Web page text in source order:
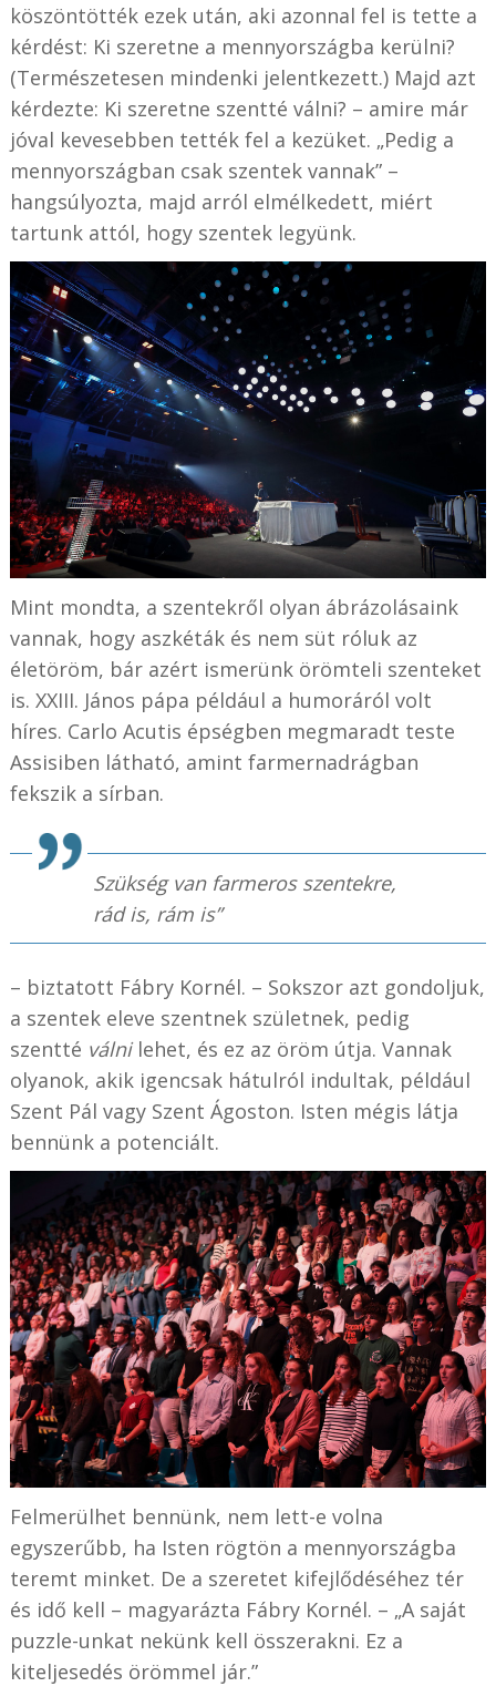
köszöntötték ezek után, aki azonnal fel is tette a
kérdést: Ki szeretne a mennyországba kerülni?
(Természetesen mindenki jelentkezett.) Majd azt
kérdezte: Ki szeretne szentté válni? – amire már
jóval kevesebben tették fel a kezüket. „Pedig a
mennyországban csak szentek vannak” –
hangsúlyozta, majd arról elmélkedett, miért
tartunk attól, hogy szentek legyünk.
Mint mondta, a szentekről olyan ábrázolásaink
vannak, hogy aszkéták és nem süt róluk az
életöröm, bár azért ismerünk örömteli szenteket
is. XXIII. János pápa például a humoráról volt
híres. Carlo Acutis épségben megmaradt teste
Assisiben látható, amint farmernadrágban
fekszik a sírban.
Szükség van farmeros szentekre,
rád is, rám is”
– biztatott Fábry Kornél. – Sokszor azt gondoljuk,
a szentek eleve szentnek születnek, pedig
szentté válnilehet, és ez az öröm útja. Vannak
olyanok, akik igencsak hátulról indultak, például
Szent Pál vagy Szent Ágoston. Isten mégis látja
bennünk a potenciált.
Felmerülhet bennünk, nem lett-e volna
egyszerűbb, ha Isten rögtön a mennyországba
teremt minket. De a szeretet kifejlődéséhez tér
és idő kell – magyarázta Fábry Kornél. – „A saját
puzzle-unkat nekünk kell összerakni. Ez a
kiteljesedés örömmel jár.”